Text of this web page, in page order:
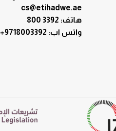
cs@etihadwe.ae
هاتف: 3392 800
+9718003392 :واتس اب